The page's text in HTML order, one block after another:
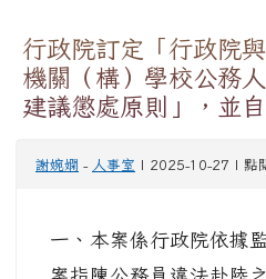
行政院訂定「行政院
機關（構）學校公務
建議懲處原則」，並
謝婉嫻 - 人事室 | 2025-10-27 | 點
一、本案係行政院依據
案指陳公務員違法赴陸